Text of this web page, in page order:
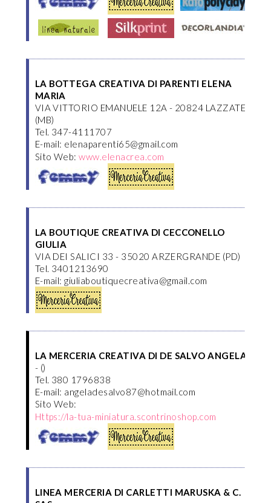
LA BOTTEGA CREATIVA DI PARENTI ELENA
MARIA
VIA VITTORIO EMANUELE 12A - 20824 LAZZATE
(MB)
Tel. 347-4111707
E-mail: elenaparenti65@gmail.com
Sito Web:www.elenacrea.com
LA BOUTIQUE CREATIVA DI CECCONELLO
GIULIA
VIA DEI SALICI 33 - 35020 ARZERGRANDE (PD)
Tel. 3401213690
E-mail: giuliaboutiquecreativa@gmail.com
LA MERCERIA CREATIVA DI DE SALVO ANGELA
- ()
Tel. 380 1796838
E-mail: angeladesalvo87@hotmail.com
Sito Web:
Https://la-tua-miniatura.scontrinoshop.com
LINEA MERCERIA DI CARLETTI MARUSKA & C.